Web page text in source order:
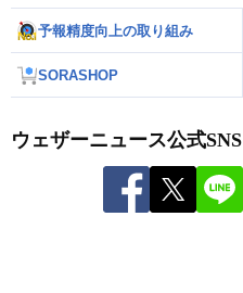
予報精度向上の取り組み
SORASHOP
ウェザーニュース公式SNS